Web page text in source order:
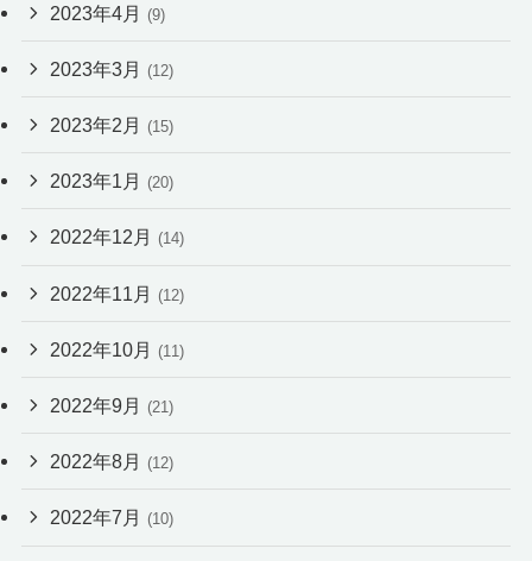
2023年4月 (9)
2023年3月 (12)
2023年2月 (15)
2023年1月 (20)
2022年12月 (14)
2022年11月 (12)
2022年10月 (11)
2022年9月 (21)
2022年8月 (12)
2022年7月 (10)